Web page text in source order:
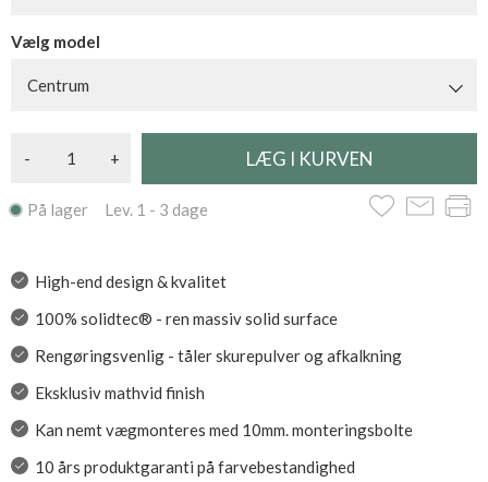
Vælg model
Centrum
- +
På lager Lev. 1 - 3 dage
High-end design & kvalitet
100% solidtec® - ren massiv solid surface
Rengøringsvenlig - tåler skurepulver og afkalkning
Eksklusiv mathvid finish
Kan nemt vægmonteres med 10mm. monteringsbolte
10 års produktgaranti på farvebestandighed